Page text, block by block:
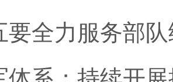
要全力服务部